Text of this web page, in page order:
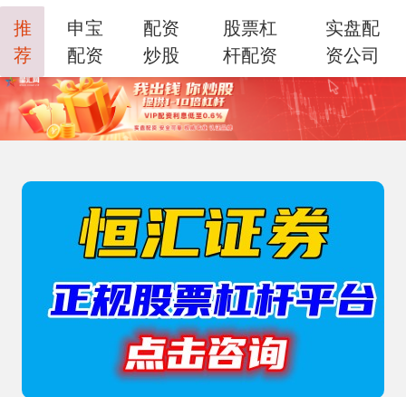
推
荐
申宝
配资
配资
炒股
股票杠
杆配资
实盘配
资公司